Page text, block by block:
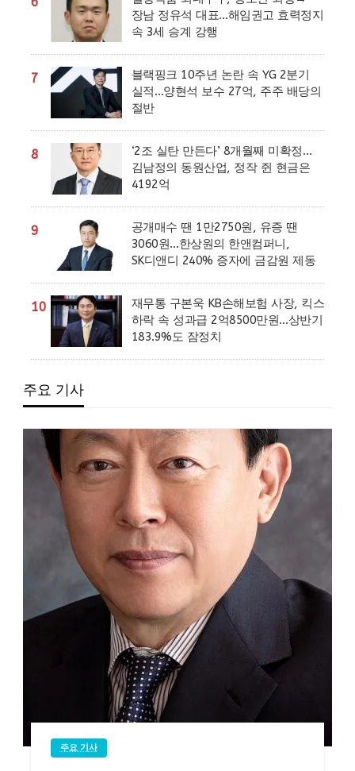
장남 정유석 대표…해임권고 효력정지
속 3세 승계 강행
7
블랙핑크 10주년 논란 속 YG 2분기
실적…양현석 보수 27억, 주주 배당의
절반
8
‘2조 실탄 만든다’ 8개월째 미확정…
김남정의 동원산업, 정작 쥔 현금은
4192억
9
공개매수 땐 1만2750원, 유증 땐
3060원…한상원의 한앤컴퍼니,
SK디앤디 240% 증자에 금감원 제동
10
재무통 구본욱 KB손해보험 사장, 킥스
하락 속 성과급 2억8500만원…상반기
183.9%도 잠정치
주요 기사
주요 기사